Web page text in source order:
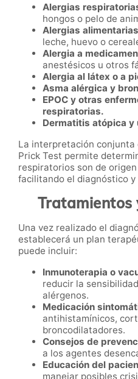
Alergias
hongos o pelo de
Alergias
leche, huevo o
Alergia a
anestésicos u otros
Alergia al látex o a
Asma alérgica y
EPOC y otras
respiratorias.
Dermatitis atópica y
La interpretación conjunta
Prick Test permite
respiratorios son de
facilitando el diagnóstico
Tratamientos
Una vez realizado el
establecerá un plan
puede incluir:
Inmunoterapia o
reducir la
alérgenos.
Medicación
antihistamínicos,
broncodilatadores.
Consejos de
a los agentes
Educación del
manejar posibles